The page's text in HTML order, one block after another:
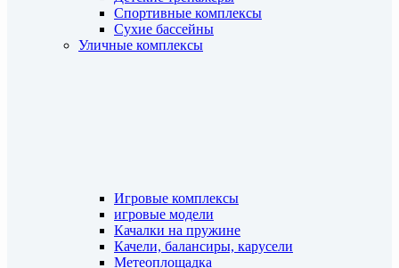
Спортивные комплексы
Сухие бассейны
Уличные комплексы
Игровые комплексы
игровые модели
Качалки на пружине
Качели, балансиры, карусели
Метеоплощадка